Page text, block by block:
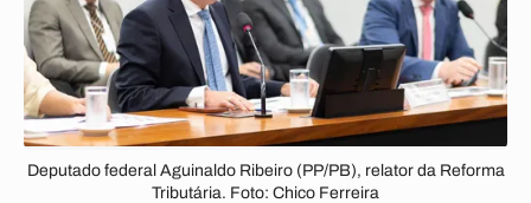
Deputado federal Aguinaldo Ribeiro (PP/PB), relator da Reforma
Tributária. Foto: Chico Ferreira